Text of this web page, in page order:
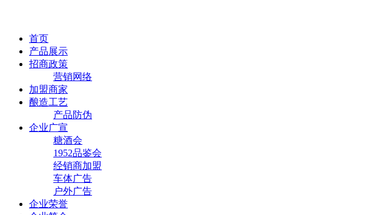
首页
产品展示
招商政策
营销网络
加盟商家
酿造工艺
产品防伪
企业广宣
糖酒会
1952品鉴会
经销商加盟
车体广告
户外广告
企业荣誉